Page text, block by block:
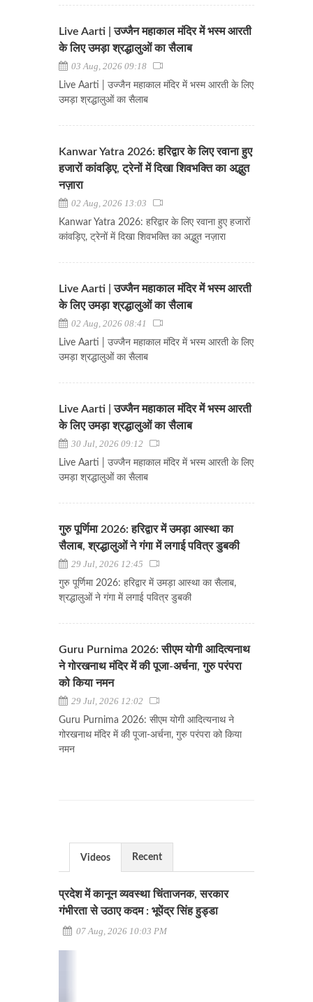
Live Aarti | उज्जैन महाकाल मंदिर में भस्म आरती
के लिए उमड़ा श्रद्धालुओं का सैलाब
03 Aug, 2026 09:18
Live Aarti | उज्जैन महाकाल मंदिर में भस्म आरती के लिए
उमड़ा श्रद्धालुओं का सैलाब
Kanwar Yatra 2026: हरिद्वार के लिए रवाना हुए
हजारों कांवड़िए, ट्रेनों में दिखा शिवभक्ति का अद्भुत
नज़ारा
02 Aug, 2026 13:03
Kanwar Yatra 2026: हरिद्वार के लिए रवाना हुए हजारों
कांवड़िए, ट्रेनों में दिखा शिवभक्ति का अद्भुत नज़ारा
Live Aarti | उज्जैन महाकाल मंदिर में भस्म आरती
के लिए उमड़ा श्रद्धालुओं का सैलाब
02 Aug, 2026 08:41
Live Aarti | उज्जैन महाकाल मंदिर में भस्म आरती के लिए
उमड़ा श्रद्धालुओं का सैलाब
Live Aarti | उज्जैन महाकाल मंदिर में भस्म आरती
के लिए उमड़ा श्रद्धालुओं का सैलाब
30 Jul, 2026 09:12
Live Aarti | उज्जैन महाकाल मंदिर में भस्म आरती के लिए
उमड़ा श्रद्धालुओं का सैलाब
गुरु पूर्णिमा 2026: हरिद्वार में उमड़ा आस्था का
सैलाब, श्रद्धालुओं ने गंगा में लगाई पवित्र डुबकी
29 Jul, 2026 12:45
गुरु पूर्णिमा 2026: हरिद्वार में उमड़ा आस्था का सैलाब,
श्रद्धालुओं ने गंगा में लगाई पवित्र डुबकी
Guru Purnima 2026: सीएम योगी आदित्यनाथ
ने गोरखनाथ मंदिर में की पूजा-अर्चना, गुरु परंपरा
को किया नमन
29 Jul, 2026 12:02
Guru Purnima 2026: सीएम योगी आदित्यनाथ ने
गोरखनाथ मंदिर में की पूजा-अर्चना, गुरु परंपरा को किया
नमन
Videos Recent
प्रदेश में कानून व्यवस्था चिंताजनक, सरकार
गंभीरता से उठाए कदम : भूपेंद्र सिंह हुड्डा
07 Aug, 2026 10:03 PM